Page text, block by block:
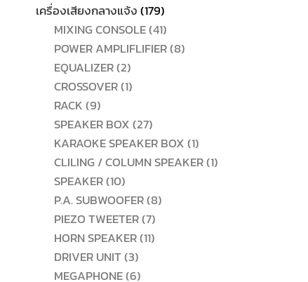
เครื่องเสียงกลางแจ้ง 179179
สินค้า
MIXING CONSOLE 4141
สินค้า
POWER AMPLIFLIFIER 88
EQUALIZER 22
สินค้า
CROSSOVER 11
RACK 99
สินค้า
SPEAKER BOX 2727
สินค้า
KARAOKE SPEAKER BOX 11
สินค้า
CLILING / COLUMN SPEAKER 11
SPEAKER 1010
สินค้า
P.A. SUBWOOFER 88
PIEZO TWEETER 77
สินค้า
HORN SPEAKER 1111
DRIVER UNIT 33
สินค้า
MEGAPHONE 66